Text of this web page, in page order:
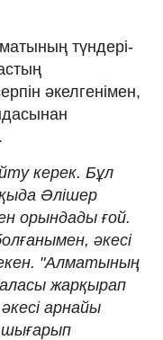
түндері-
әкелгенімен,
керек. Бұл
Әлішер
орындады ғой.
әкесі
екен. "Алматының
жарқырап
арнайы
шығарып